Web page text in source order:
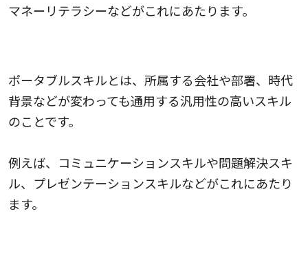
マネーリテラシーなどがこれにあたります。
ポータブルスキルとは、所属する会社や部署、時代
背景などが変わっても通用する汎用性の高いスキル
のことです。
例えば、コミュニケーションスキルや問題解決スキ
ル、プレゼンテーションスキルなどがこれにあたり
ます。